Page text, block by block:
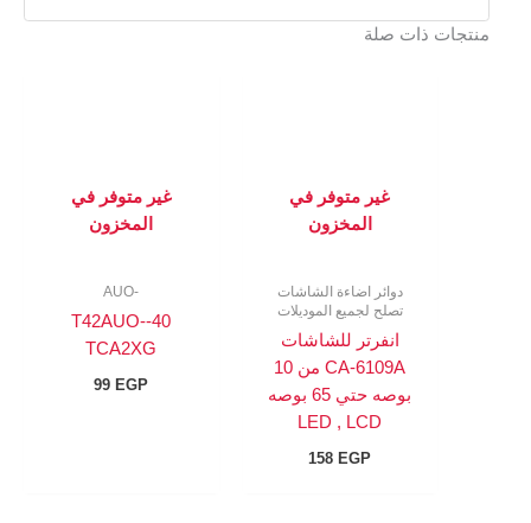
منتجات ذات صلة
غير متوفر في
المخزون
دوائر اضاءة الشاشات
تصلح لجميع الموديلات
انفرتر للشاشات
CA-6109A من 10
بوصه حتي 65 بوصه
LED , LCD
158 EGP
غير متوفر في
المخزون
-AUO
40-T42AUO-
TCA2XG
99 EGP